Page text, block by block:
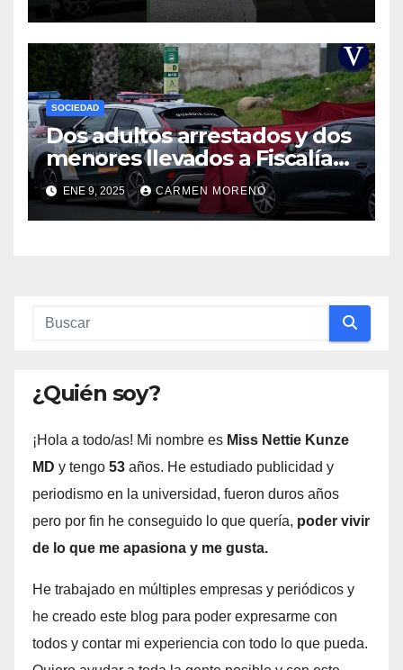
SOCIEDAD
Dos adultos arrestados y dos
menores llevados a Fiscalía
por el homicidio de un joven
en Gerena, Sevilla
ENE 9, 2025 CARMEN MORENO
¿Quién soy?
¡Hola a todo/as! Mi nombre es Miss Nettie Kunze
MD y tengo 53 años. He estudiado publicidad y
periodismo en la universidad, fueron duros años
pero por fin he conseguido lo que quería, poder vivir
de lo que me apasiona y me gusta.
He trabajado en múltiples empresas y periódicos y
he creado este blog para poder expresarme con
todos y contar mi experiencia con todo lo que pueda.